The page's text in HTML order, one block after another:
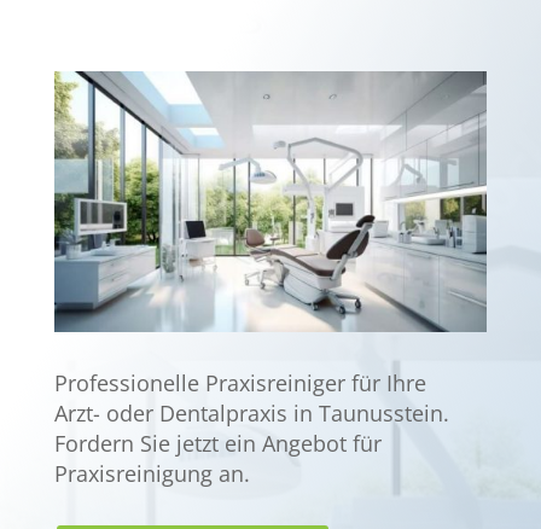
Professionelle Praxisreiniger für Ihre
Arzt- oder Dentalpraxis in Taunusstein.
Fordern Sie jetzt ein Angebot für
Praxisreinigung an.